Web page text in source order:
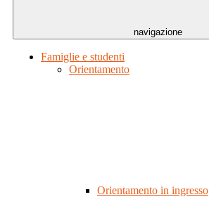
navigazione
Famiglie e studenti
Orientamento
Orientamento in ingresso